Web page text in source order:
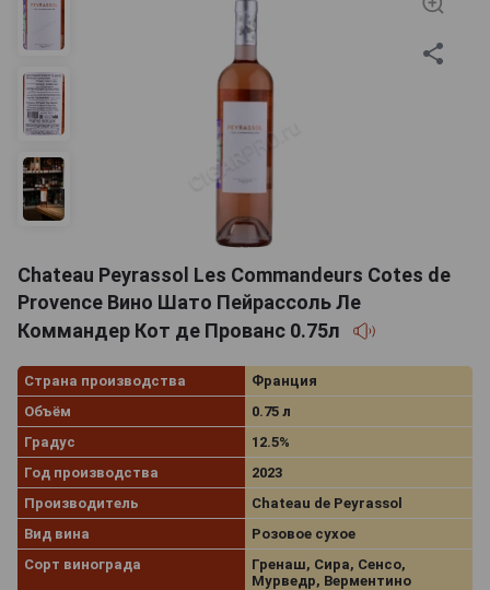
Chateau Peyrassol Les Commandeurs Cotes de
Provence Вино Шато Пейрассоль Ле
Коммандер Кот де Прованс 0.75л
Страна производства
Франция
Объём
0.75 л
Градус
12.5%
Год производства
2023
Производитель
Chateau de Peyrassol
Вид вина
Розовое сухое
Сорт винограда
Гренаш, Сира, Сенсо,
Мурведр, Верментино